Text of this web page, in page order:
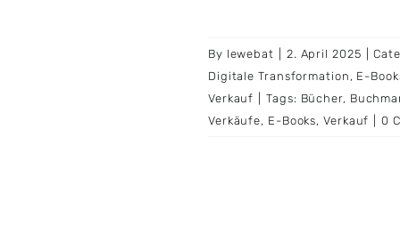
By lewebat 2. April 2025
Digitale Transformation , E-
Verkauf
Tags: Bücher,
Verkäufe, E-Books,Verkauf 0